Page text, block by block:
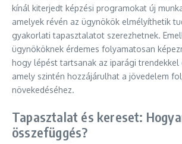
kínál kiterjedt képzési programokat új
amelyek révén az ügynökök elmélyíthetik
gyakorlati tapasztalatot szerezhetnek.
ügynököknek érdemes folyamatosan
hogy lépést tartsanak az iparági trendekkel
amely szintén hozzájárulhat a jövedelem
növekedéséhez.
Tapasztalat és kereset:
összefüggés?